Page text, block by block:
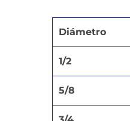
Diámetro
1/2
5/8